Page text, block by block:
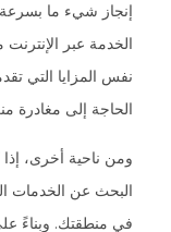
إنجاز شيء ما بسرعة
الخدمة عبر الإنترنت
نفس المزايا التي
الحاجة إلى مغادرة
ومن ناحية أخرى،
البحث عن الخدمات
في منطقتك. وبناءً